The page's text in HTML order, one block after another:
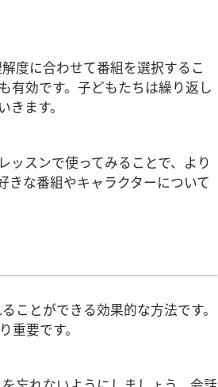
度に合わせて番組を選択するこ
有効です。子どもたちは繰り返し
ます。
ッスンで使ってみることで、より
きな番組やキャラクターについて
ことができる効果的な方法です。
要です。